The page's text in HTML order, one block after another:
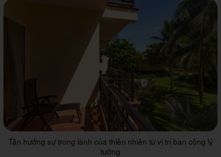
Tận hưởng sự trong lành của thiên nhiên từ vị trí ban công lý
tưởng